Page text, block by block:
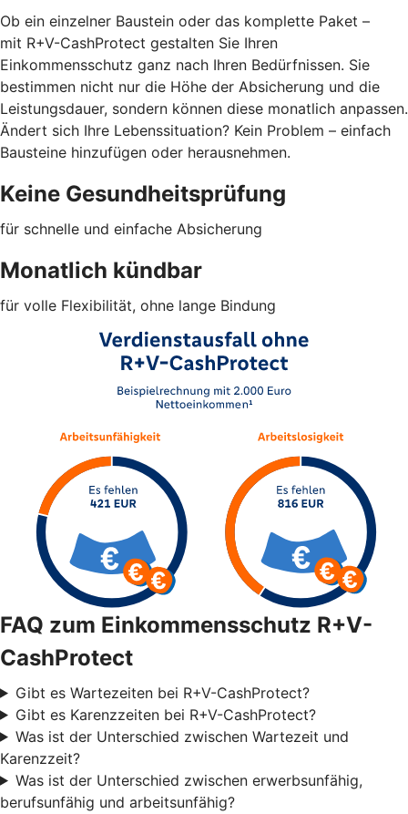
Ob ein einzelner Baustein oder das komplette Paket –
mit R+V-CashProtect gestalten Sie Ihren
Einkommensschutz ganz nach Ihren Bedürfnissen. Sie
bestimmen nicht nur die Höhe der Absicherung und die
Leistungsdauer, sondern können diese monatlich anpassen.
Ändert sich Ihre Lebenssituation? Kein Problem – einfach
Bausteine hinzufügen oder herausnehmen.
Keine Gesundheitsprüfung
für schnelle und einfache Absicherung
Monatlich kündbar
für volle Flexibilität, ohne lange Bindung
FAQ zum Einkommensschutz R+V-
CashProtect
Gibt es Wartezeiten bei R+V-CashProtect?
Gibt es Karenzzeiten bei R+V-CashProtect?
Was ist der Unterschied zwischen Wartezeit und
Karenzzeit?
Was ist der Unterschied zwischen erwerbsunfähig,
berufsunfähig und arbeitsunfähig?